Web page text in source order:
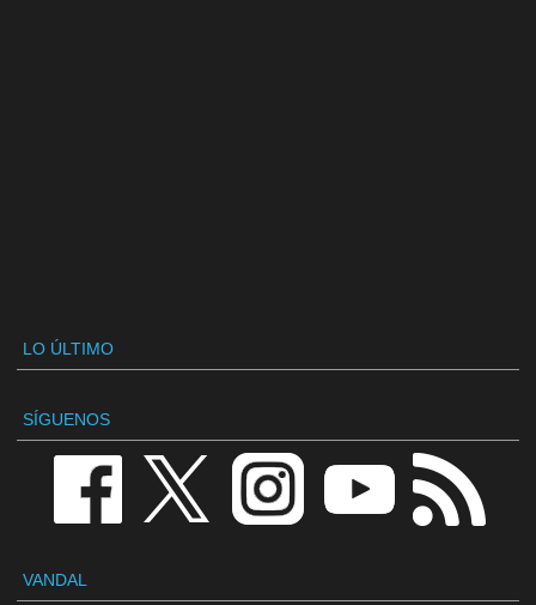
LO ÚLTIMO
SÍGUENOS
VANDAL